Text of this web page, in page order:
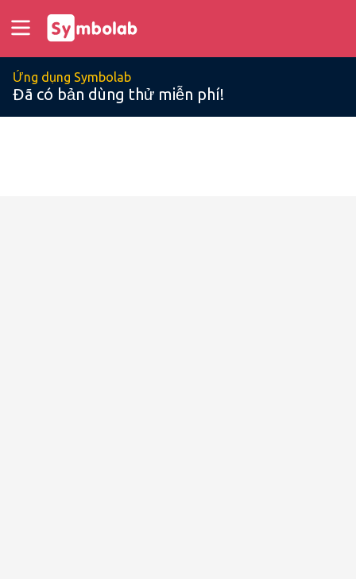
Ứng dụng Symbolab
Đã có bản dùng thử miễn phí!